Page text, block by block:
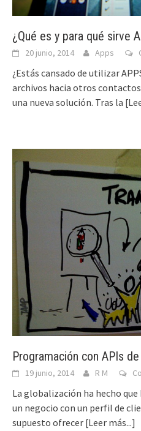
¿Qué es y para qué sirve
20 junio, 2014 Apps
¿Estás cansado de utilizar
archivos hacia otros contactos
una nueva solución. Tras la
Programación con APIs
19 junio, 2014 R M
La globalización ha hecho
un negocio con un perfil de
supuesto ofrecer [Leer más...]